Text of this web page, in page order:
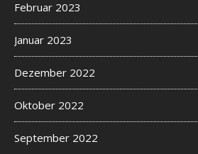
s
d
i
t
h
e
Februar 2023
Januar 2023
Dezember 2022
Oktober 2022
September 2022